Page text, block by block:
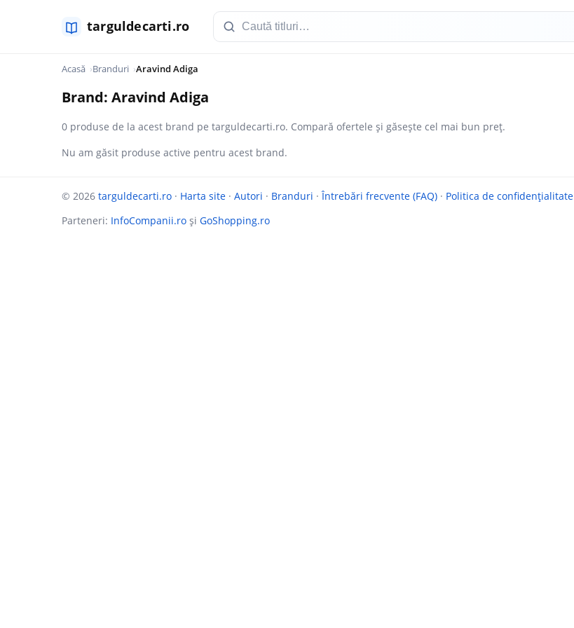
Acasă Branduri Aravind Adiga
Brand: Aravind Adiga
0 produse de la acest brand pe targuldecarti.ro. Compară ofertele și găsește cel mai bun preț.
Nu am găsit produse active pentru acest brand.
© 2026 targuldecarti.ro · Harta site · Autori · Branduri ·Întrebări frecvente (FAQ) · Politica de confidențialitate
Parteneri: InfoCompanii.ro și GoShopping.ro